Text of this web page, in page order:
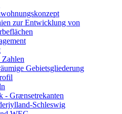
zur Entwicklung von
Gebietsgliederung
- Grænsetrekanten
Schleswig